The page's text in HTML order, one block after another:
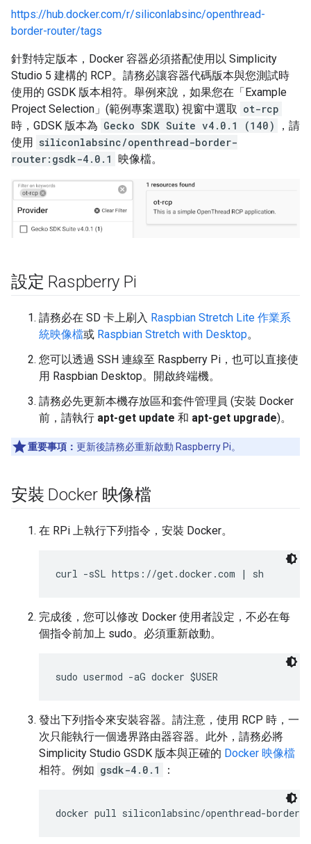
https://hub.docker.com/r/siliconlabsinc/openthread-
border-router/tags
針對特定版本，Docker 容器必須搭配使用以 Simplicity
Studio 5 建構的 RCP。請務必讓容器代碼版本與您測試時
使用的 GSDK 版本相符。舉例來說，如果您在「Example
Project Selection」(範例專案選取) 視窗中選取 ot-rcp
時，GDSK 版本為 Gecko SDK Suite v4.0.1 (140)
，請
使用 siliconlabsinc/openthread-border-
router:gsdk-4.0.1 映像檔。
設定 Raspberry Pi
請務必在 SD 卡上刷入 Raspbian Stretch Lite 作業系
統映像檔或 Raspbian Stretch with Desktop。
您可以透過 SSH 連線至 Raspberry Pi，也可以直接使
用 Raspbian Desktop。開啟終端機。
請務必先更新本機存放區和套件管理員 (安裝 Docker
前，請執行 apt-get update 和 apt-get upgrade)。
重要事項： 更新後請務必重新啟動 Raspberry Pi。
安裝 Docker 映像檔
在 RPi 上執行下列指令，安裝 Docker。
完成後，您可以修改 Docker 使用者設定，不必在每
個指令前加上 sudo。必須重新啟動。
發出下列指令來安裝容器。請注意，使用 RCP 時，一
次只能執行一個邊界路由器容器。此外，請務必將
Simplicity Studio GSDK 版本與正確的 Docker 映像檔
相符。例如 gsdk-4.0.1 ：